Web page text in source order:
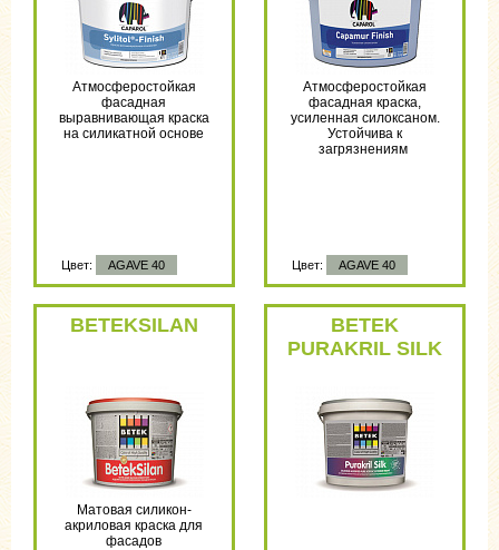
Атмосферостойкая
фасадная
выравнивающая краска
на силикатной основе
Цвет: AGAVE 40
Атмосферостойкая
фасадная краска,
усиленная силоксаном.
Устойчива к
загрязнениям
Цвет: AGAVE 40
BETEKSILAN
Матовая силикон-
акриловая краска для
фасадов
BETEK
PURAKRIL SILK